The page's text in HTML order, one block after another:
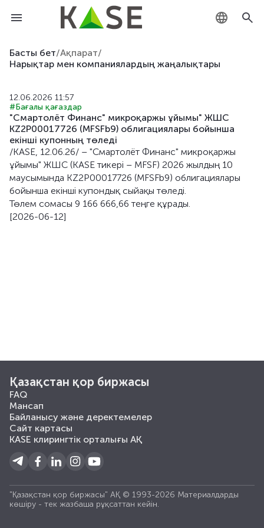
Басты бет/Ақпарат/
Нарықтар мен компаниялардың жаңалықтары
12.06.2026 11:57
#Бағалы қағаздар
"Смартолёт Финанс" микроқаржы ұйымы" ЖШС
KZ2P00017726 (MFSFb9) облигациялары бойынша
екiнші купонның төледi
/KASE, 12.06.26/ – "Смартолёт Финанс" микроқаржы
ұйымы" ЖШС (KASE тикері – MFSF) 2026 жылдың 10
маусымында KZ2P00017726 (MFSFb9) облигациялары
бойынша екiнші купондық сыйақы төледі.
Төлем сомасы 9 166 666,66 теңге құрады.
[2026-06-12]
Қазақстан қор биржасы
FAQ
Мансап
Байланысу және деректемелер
Сайт картасы
KASE клирингтік орталығы АҚ
"Қазақстан қор биржасы" АҚ © 1993-2026 Материалдарды
көшiру - тек жазбаша рұқсаттан кейiн.